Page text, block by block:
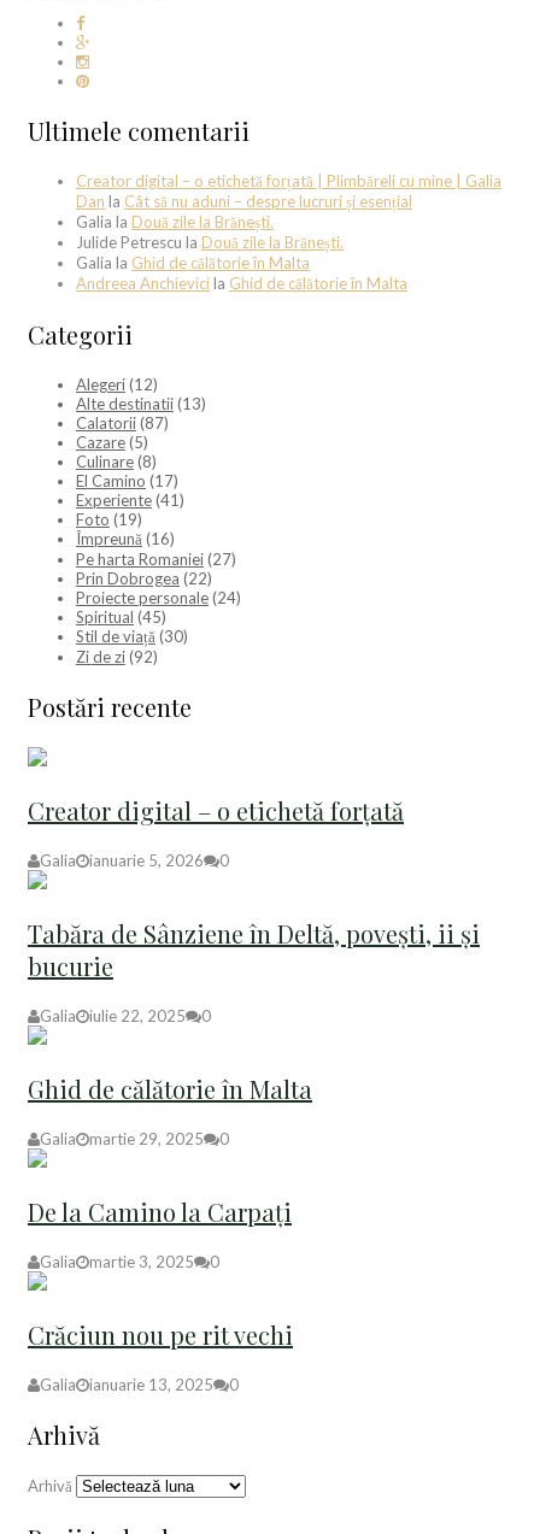
Ultimele comentarii
Creator digital – o etichetă forțată | Plimbăreli cu mine | Galia
Dan la Cât să nu aduni – despre lucruri și esențial
Galia la Două zile la Brănești.
Julide Petrescu la Două zile la Brănești.
Galia la Ghid de călătorie în Malta
Andreea Anchievici la Ghid de călătorie în Malta
Categorii
Alegeri(12)
Alte destinatii(13)
Calatorii(87)
Cazare(5)
Culinare(8)
El Camino (17)
Experiente(41)
Foto (19)
Împreună(16)
Pe harta Romaniei(27)
Prin Dobrogea (22)
Proiecte personale(24)
Spiritual (45)
Stil de viață(30)
Zi de zi(92)
Postări recente
Creator digital – o etichetă forțată
Galia ianuarie 5, 2026 0
Tabăra de Sânziene în Deltă, povești, ii și
bucurie
Galia iulie 22, 2025 0
Ghid de călătorie în Malta
Galia martie 29, 2025 0
De la Camino la Carpați
Galia martie 3, 2025 0
Crăciun nou pe rit vechi
Galia ianuarie 13, 2025 0
Arhivă
Arhivă